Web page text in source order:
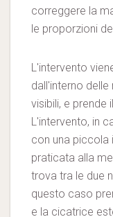
correggere la
le proporzioni
L'intervento
dall'interno
visibili, e prende
L'intervento, in
con una piccola
praticata alla
trova tra le due
questo caso
e la cicatrice